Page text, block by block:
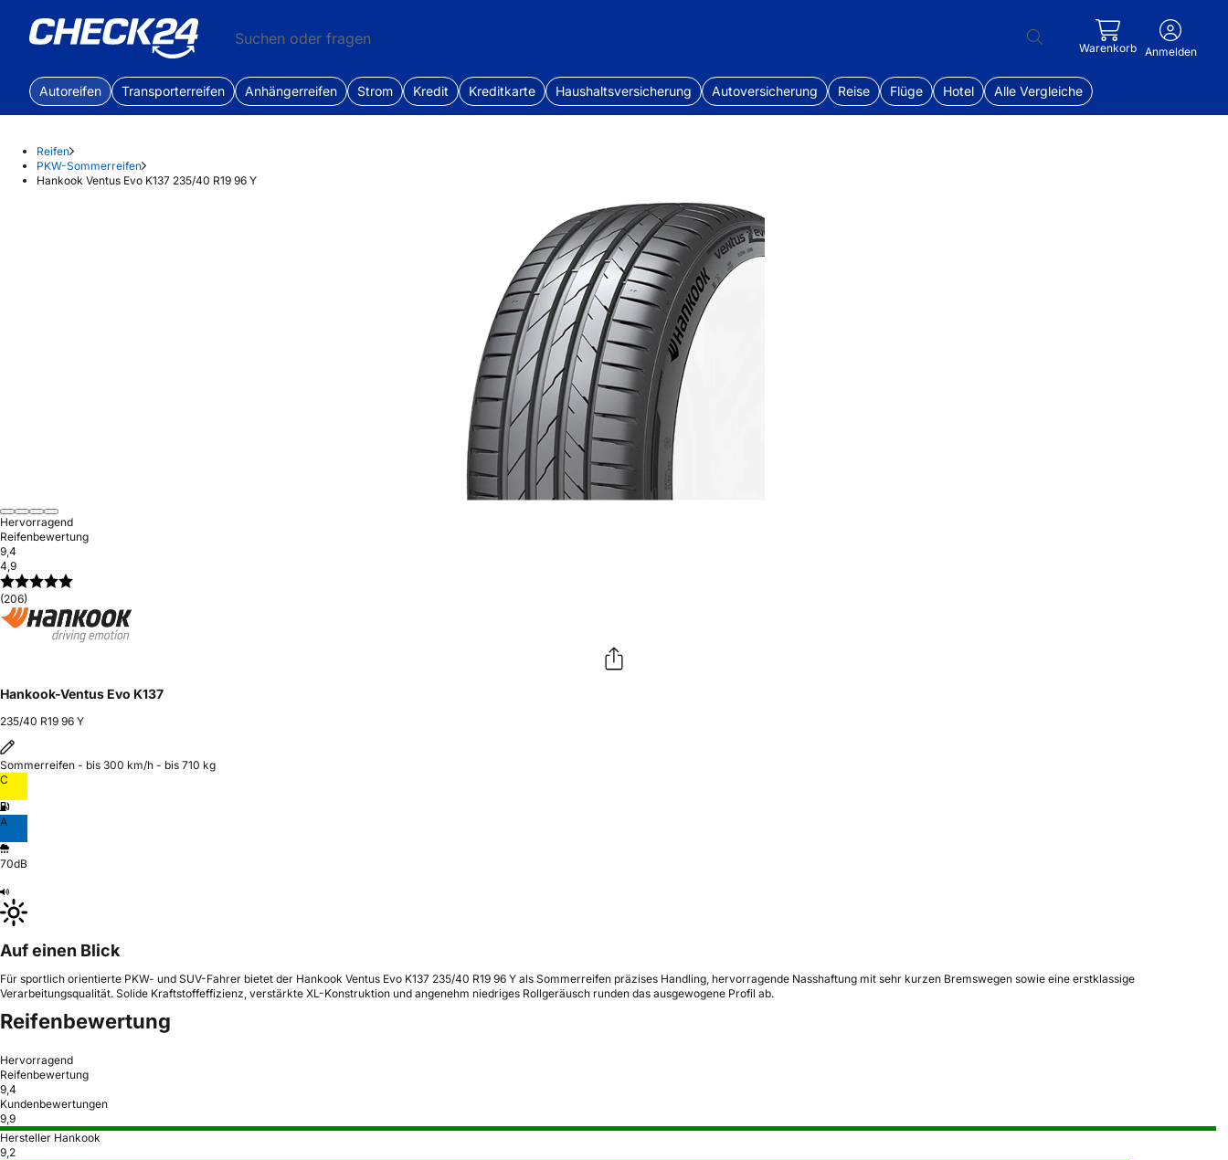
Suchen oder fragen
Warenkorb Anmelden
Autoreifen Transporterreifen Anhängerreifen Strom Kredit Kreditkarte Haushaltsversicherung Autoversicherung Reise Flüge Hotel Alle Vergleiche
Reifen
PKW-Sommerreifen
Hankook Ventus Evo K137 235/40 R19 96 Y
Hervorragend
Reifenbewertung
9,4
4,9
(206)
Hankook-Ventus Evo K137
235/40 R19 96 Y
Sommerreifen - bis 300 km/h - bis 710 kg
C
A
70dB
Auf einen Blick
Für sportlich orientierte PKW- und SUV-Fahrer bietet der Hankook Ventus Evo K137 235/40 R19 96 Y als Sommerreifen präzises Handling, hervorragende Nasshaftung mit sehr kurzen Bremswegen sowie eine erstklassige
Verarbeitungsqualität. Solide Kraftstoffeffizienz, verstärkte XL-Konstruktion und angenehm niedriges Rollgeräusch runden das ausgewogene Profil ab.
Reifenbewertung
Hervorragend
Reifenbewertung
9,4
Kundenbewertungen
9,9
Hersteller Hankook
9,2